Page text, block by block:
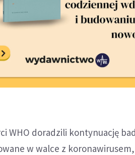
WHO doradzili kontynuację
w walce z